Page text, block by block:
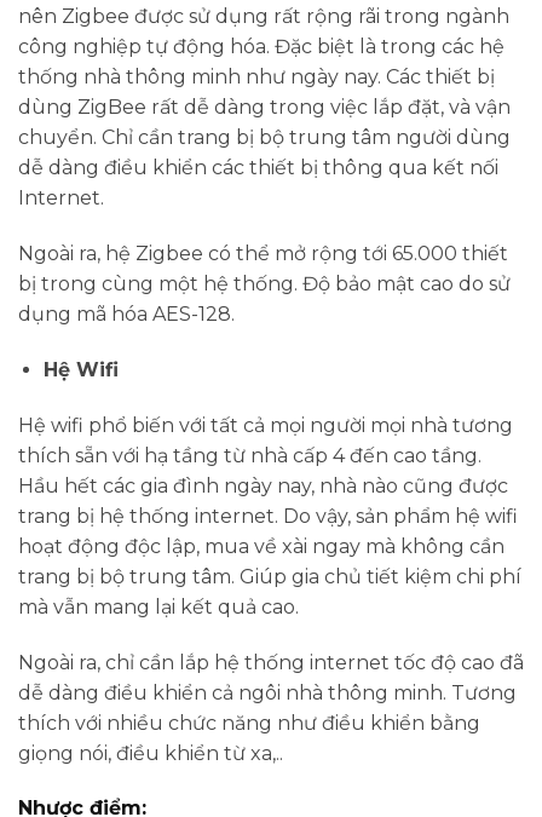
nên Zigbee được sử dụng rất rộng rãi trong ngành
công nghiệp tự động hóa. Đặc biệt là trong các hệ
thống nhà thông minh như ngày nay. Các thiết bị
dùng ZigBee rất dễ dàng trong việc lắp đặt, và vận
chuyển. Chỉ cần trang bị bộ trung tâm người dùng
dễ dàng điều khiển các thiết bị thông qua kết nối
Internet.
Ngoài ra, hệ Zigbee có thể mở rộng tới 65.000 thiết
bị trong cùng một hệ thống. Độ bảo mật cao do sử
dụng mã hóa AES-128.
Hệ Wifi
Hệ wifi phổ biến với tất cả mọi người mọi nhà tương
thích sẵn với hạ tầng từ nhà cấp 4 đến cao tầng.
Hầu hết các gia đình ngày nay, nhà nào cũng được
trang bị hệ thống internet. Do vậy, sản phẩm hệ wifi
hoạt động độc lập, mua về xài ngay mà không cần
trang bị bộ trung tâm. Giúp gia chủ tiết kiệm chi phí
mà vẫn mang lại kết quả cao.
Ngoài ra, chỉ cần lắp hệ thống internet tốc độ cao đã
dễ dàng điều khiển cả ngôi nhà thông minh. Tương
thích với nhiều chức năng như điều khiển bằng
giọng nói, điều khiển từ xa,..
Nhược điểm: